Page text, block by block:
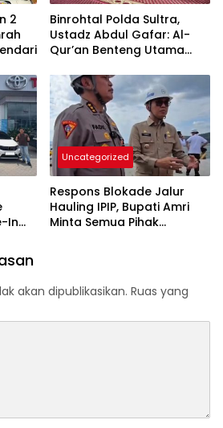
2
Binrohtal Polda Sultra,
Ustadz Abdul Gafar: Al-
Qur’an Benteng Utama
Penyimpangan Sosial
In
Uncategorized
Respons Blokade Jalur
Hauling IPIP, Bupati Amri
Minta Semua Pihak
akan dipublikasikan. Ruas yang